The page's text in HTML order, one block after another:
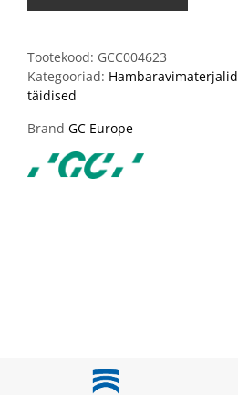
Tootekood: GCC004623
Kategooriad: Hambaravimaterjalid
täidised
Brand GC Europe